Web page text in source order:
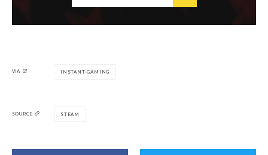
VIA INSTANT-GAMING
SOURCE STEAM